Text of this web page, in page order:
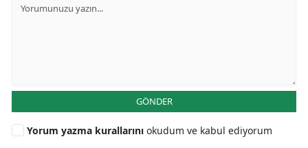
GÖNDER
Yorum yazma kurallarını okudum ve kabul ediyorum